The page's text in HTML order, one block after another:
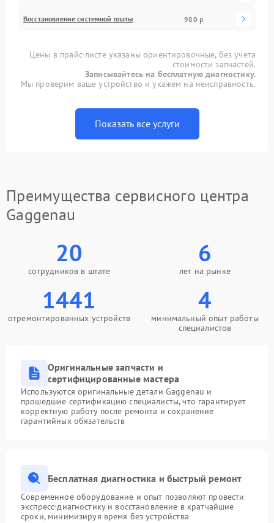
Восстановление системной платы 980 р
Цены в прайс-листе указаны ориентировочные, без учета
стоимости запчастей.
Записывайтесь на бесплатную диагностику.
Мы проверим ваше устройство и укажем на неисправность.
Показать все услуги
Преимущества сервисного центра
Gaggenau
20
сотрудников в штате
6
лет на рынке
1441
отремонтированных устройств
4
минимальный опыт работы
специалистов
Оригинальные запчасти и
сертифицированные мастера
Используются оригинальные детали Gaggenau и
прошедшие сертификацию специалисты, что гарантирует
корректную работу после ремонта и сохранение
гарантийных обязательств
Бесплатная диагностика и быстрый ремонт
Современное оборудование и опыт позволяют провести
экспресс-диагностику и восстановление в кратчайшие
сроки, минимизируя время без устройства